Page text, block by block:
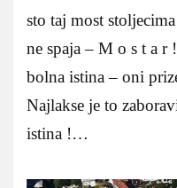
sto taj most
ne spaja – M o s t a
bolna istina – oni
Najlakse je to
istina !…